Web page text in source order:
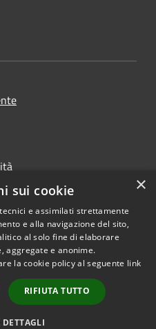
Copyright © 2026 • Comune di
Viadanica • Powered by
Municipium•Accesso
redazione
×
sui cookie
e assimilati strettamente
e alla navigazione del sito,
al solo fine di elaborare
aggregate e anonime.
la cookie policy al seguente link
RIFIUTA TUTTO
DETTAGLI